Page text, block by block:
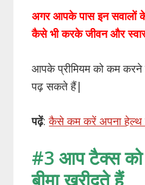
अगर आपके पास इन सवालों
कैसे भी करके जीवन और
आपके प्रीमियम को कम
पढ़ सकते हैं|
पढ़ें:कैसे कम करें अपना हेल्थ
#3 आप टैक्स को
बीमा खरीदते हैं